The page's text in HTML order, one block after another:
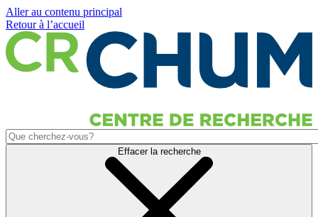
Aller au contenu principal
Retour à l’accueil
Effacer la recherche